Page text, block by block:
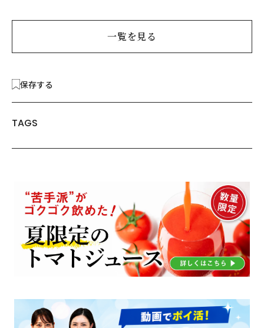
一覧を見る
保存する
TAGS